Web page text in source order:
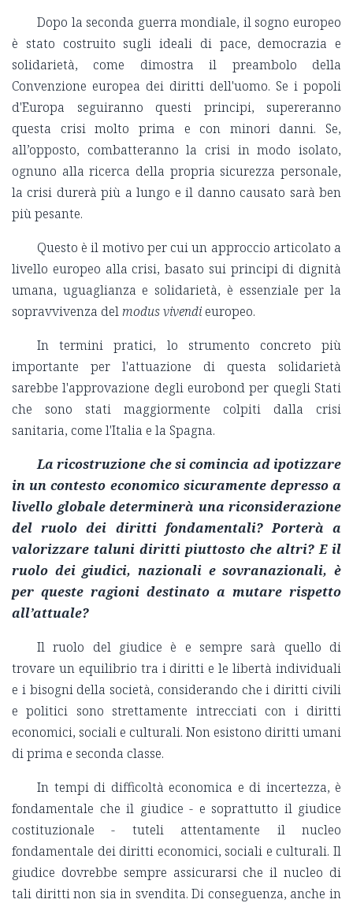
Dopo la seconda guerra mondiale, il sogno europeo
è stato costruito sugli ideali di pace, democrazia e
solidarietà, come dimostra il preambolo della
Convenzione europea dei diritti dell'uomo. Se i popoli
d'Europa seguiranno questi principi, supereranno
questa crisi molto prima e con minori danni. Se,
all’opposto, combatteranno la crisi in modo isolato,
ognuno alla ricerca della propria sicurezza personale,
la crisi durerà più a lungo e il danno causato sarà ben
più pesante.
Questo è il motivo per cui un approccio articolato a
livello europeo alla crisi, basato sui principi di dignità
umana, uguaglianza e solidarietà, è essenziale per la
sopravvivenza delmodus vivendi europeo.
In termini pratici, lo strumento concreto più
importante per l'attuazione di questa solidarietà
sarebbe l'approvazione degli eurobond per quegli Stati
che sono stati maggiormente colpiti dalla crisi
sanitaria, come l'Italia e la Spagna.
La ricostruzione che si comincia ad ipotizzare
in un contesto economico sicuramente depresso a
livello globale determinerà una riconsiderazione
del ruolo dei diritti fondamentali?Porterà a
valorizzare taluni diritti piuttosto che altri? E il
ruolo dei giudici, nazionali e sovranazionali, è
per queste ragioni destinato a mutare rispetto
all’attuale?
Il ruolo del giudice è e sempre sarà quello di
trovare un equilibrio tra i diritti e le libertà individuali
e i bisogni della società, considerando che i diritti civili
e politici sono strettamente intrecciati con i diritti
economici, sociali e culturali. Non esistono diritti umani
di prima e seconda classe.
In tempi di difficoltà economica e di incertezza, è
fondamentale che il giudice - e soprattutto il giudice
costituzionale - tuteli attentamente il nucleo
fondamentale dei diritti economici, sociali e culturali. Il
giudice dovrebbe sempre assicurarsi che il nucleo di
tali diritti non sia in svendita. Di conseguenza, anche in